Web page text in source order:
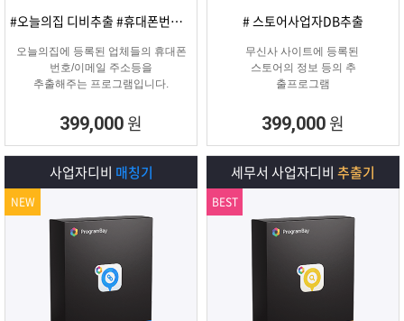
#오늘의집 디비추출 #휴대폰번호/이메일
오늘의집에 등록된 업체들의 휴대폰
번호/이메일 주소등을
추출해주는 프로그램입니다.
399,000 원
# 스토어사업자DB추출
무신사 사이트에 등록된
스토어의 정보 등의 추
출프로그램
399,000 원
사업자디비 매칭기
NEW
세무서 사업자디비 추출기
BEST